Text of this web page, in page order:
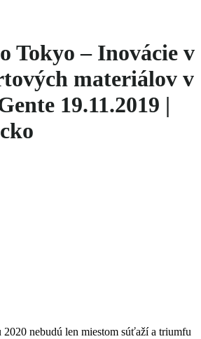
Tokyo – Inovácie v
materiálov v
19.11.2019 |
nebudú len miestom súťaží a triumfu